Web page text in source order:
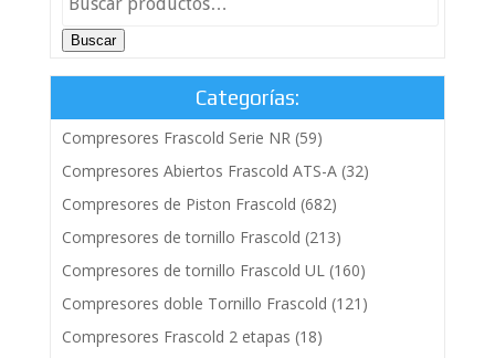
Buscar
Categorías:
Compresores Frascold Serie NR (59)
Compresores Abiertos Frascold ATS-A (32)
Compresores de Piston Frascold (682)
Compresores de tornillo Frascold (213)
Compresores de tornillo Frascold UL (160)
Compresores doble Tornillo Frascold (121)
Compresores Frascold 2 etapas (18)